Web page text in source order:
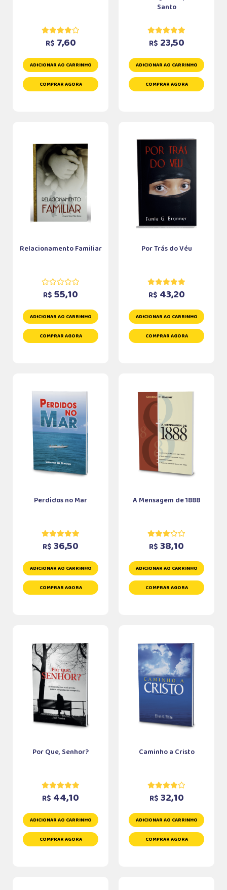
R$ 7,60
ADICIONAR AO CARRINHO
COMPRAR AGORA
Santo
R$ 23,50
ADICIONAR AO CARRINHO
COMPRAR AGORA
Relacionamento Familiar
R$ 55,10
ADICIONAR AO CARRINHO
COMPRAR AGORA
Por Trás do Véu
R$ 43,20
ADICIONAR AO CARRINHO
COMPRAR AGORA
Perdidos no Mar
R$ 36,50
ADICIONAR AO CARRINHO
COMPRAR AGORA
A Mensagem de 1888
R$ 38,10
ADICIONAR AO CARRINHO
COMPRAR AGORA
Por Que, Senhor?
R$ 44,10
ADICIONAR AO CARRINHO
COMPRAR AGORA
Caminho a Cristo
R$ 32,10
ADICIONAR AO CARRINHO
COMPRAR AGORA